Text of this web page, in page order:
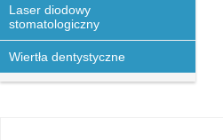
Laser diodowy
stomatologiczny
Wiertła dentystyczne